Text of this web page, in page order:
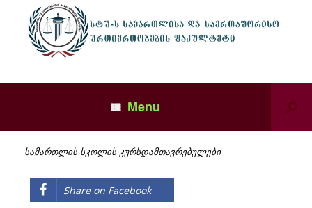
Menu
სამართლის სკოლის კურსდამთავრებულები
Share on Facebook